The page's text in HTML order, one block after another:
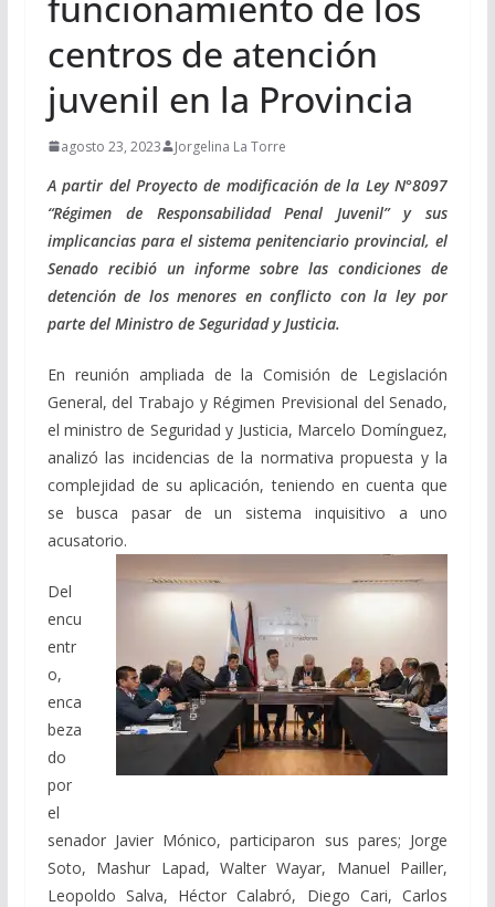
centros de atención
juvenil en la Provincia
agosto 23, 2023 Jorgelina La Torre
A partir del Proyecto de modificación de la Ley N°8097
“Régimen de Responsabilidad Penal Juvenil” y sus
implicancias para el sistema penitenciario provincial, el
Senado recibió un informe sobre las condiciones de
detención de los menores en conflicto con la ley por
parte del Ministro de Seguridad y Justicia.
En reunión ampliada de la Comisión de Legislación
General, del Trabajo y Régimen Previsional del Senado,
el ministro de Seguridad y Justicia, Marcelo Domínguez,
analizó las incidencias de la normativa propuesta y la
complejidad de su aplicación, teniendo en cuenta que
se busca pasar de un sistema inquisitivo a uno
acusatorio.
Del
encu
entr
o,
enca
beza
do
por
el
senador Javier Mónico, participaron sus pares; Jorge
Soto, Mashur Lapad, Walter Wayar, Manuel Pailler,
Leopoldo Salva, Héctor Calabró, Diego Cari, Carlos